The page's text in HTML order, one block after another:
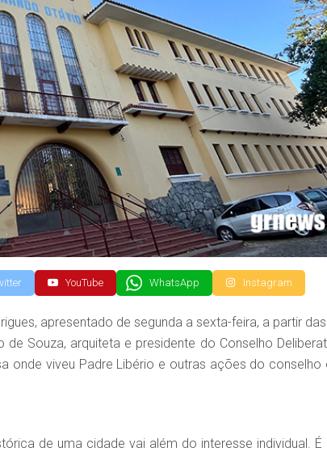
YouTube WhatsApp Instagram
apresentado de segunda a sexta-feira, a partir
de Souza, arquiteta e presidente do Conselho
onde viveu Padre Libério e outras ações do conselho
de uma cidade vai além do interesse individual. É